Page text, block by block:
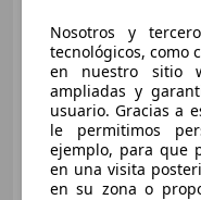
03/2025 16.232 km
Nosotros y
tecnológicos, como
en nuestro sitio
ampliadas y
usuario. Gracias a
le permitimos
ejemplo, para que
en una visita
en su zona o